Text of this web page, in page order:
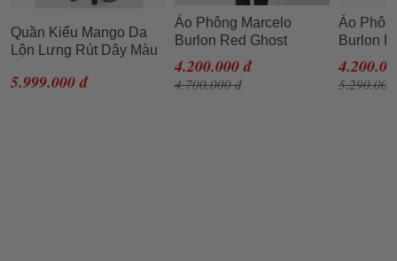
Quần Kiểu Mango Da
Lộn Lưng Rút Dây Màu
5.999.000 đ
Áo Phông Marcelo
Burlon Red Ghost
Wings T-Shirt Size S
4.200.000 đ
4.700.000 đ
Áo
Burlon
Shirt